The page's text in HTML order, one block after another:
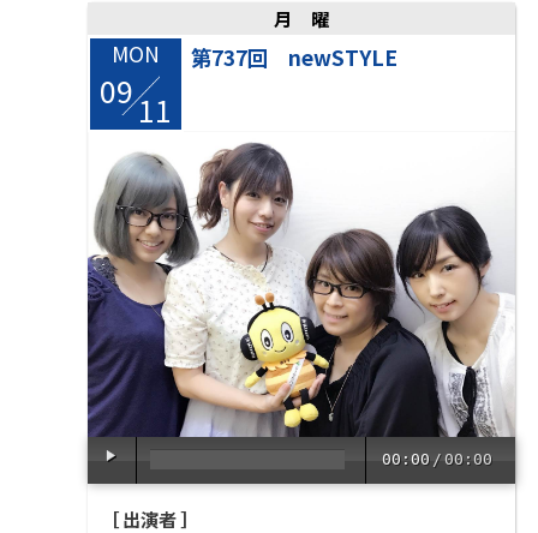
月曜
MON
0911
第737回 newSTYLE
00:00 /00:00
［ 出演者 ］